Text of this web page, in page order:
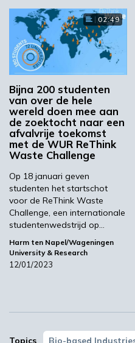
van 2019 en is dan
succes vande
hebben we studenten
de proppen komen,
om te voldoen aan de
proberen wij in
studenten die
expertise hebben,
voor biogebaseerde
multidisciplinaire
manier de kwaliteit
Tastbaar
Hoe belangrijk is BISC-
belangrijk.
vooral om
02:49
Bijna 200 studenten
van over de hele
wereld doen mee aan
de zoektocht naar een
afvalvrije toekomst
met de WUR ReThink
Waste Challenge
Op 18 januari geven
studenten het startschot
voor de ReThink Waste
Challenge, een internationale
studentenwedstrijd op…
Harm ten Napel/Wageningen
University & Research
12/01/2023